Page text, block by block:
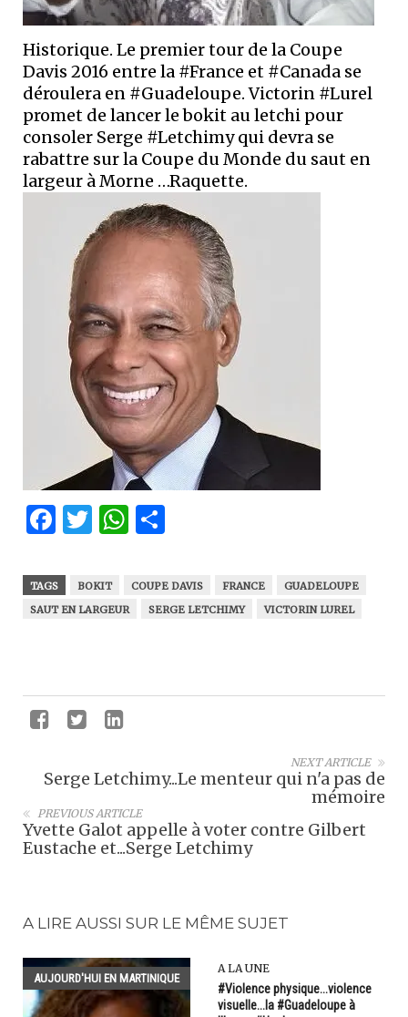
Historique. Le premier tour de la Coupe
Davis 2016 entre la #France et #Canada se
déroulera en #Guadeloupe. Victorin #Lurel
promet de lancer le bokit au letchi pour
consoler Serge #Letchimy qui devra se
rabattre sur la Coupe du Monde du saut en
largeur à Morne …Raquette.
Facebook
Twitter
WhatsApp
TAGS BOKIT COUPE DAVIS FRANCE
GUADELOUPE
SAUT EN LARGEUR
SERGE LETCHIMY VICTORIN LUREL
NEXT ARTICLE
Serge Letchimy...Le menteur qui n'a pas de
mémoire
PREVIOUS ARTICLE
Yvette Galot appelle à voter contre Gilbert
Eustache et...Serge Letchimy
A LIRE AUSSI SUR LE MÊME SUJET
AUJOURD'HUI EN MARTINIQUE
A LA UNE
#Violence physique...violence
visuelle...la #Guadeloupe à